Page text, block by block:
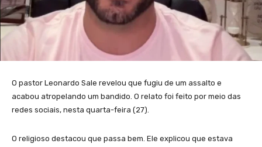
O pastor Leonardo Sale revelou que fugiu de um assalto e
acabou atropelando um bandido. O relato foi feito por meio das
redes sociais, nesta quarta-feira (27).
O religioso destacou que passa bem. Ele explicou que estava